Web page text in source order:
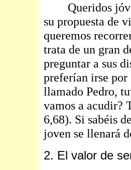
Queridos
su propuesta de
queremos
trata de un gran
preguntar a sus
preferían irse
llamado Pedro,
vamos a acudir?
6,68). Si sabéis
joven se llenará
2. El valor de